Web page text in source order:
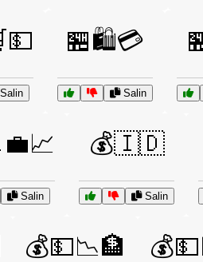
🏪🛍️💳
Salin
Salin
💰🇮🇩
Salin
💰💵📉🏦